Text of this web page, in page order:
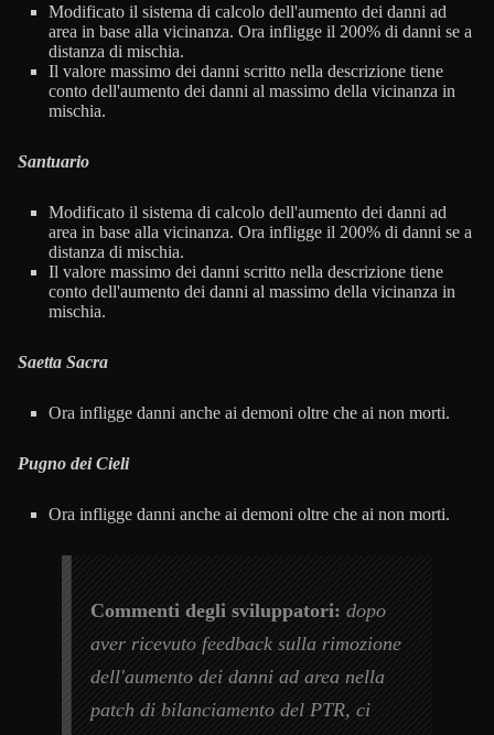
Modificato il sistema di calcolo dell'aumento dei danni ad
area in base alla vicinanza. Ora infligge il 200% di danni se a
distanza di mischia.
Il valore massimo dei danni scritto nella descrizione tiene
conto dell'aumento dei danni al massimo della vicinanza in
mischia.
Santuario
Modificato il sistema di calcolo dell'aumento dei danni ad
area in base alla vicinanza. Ora infligge il 200% di danni se a
distanza di mischia.
Il valore massimo dei danni scritto nella descrizione tiene
conto dell'aumento dei danni al massimo della vicinanza in
mischia.
Saetta Sacra
Ora infligge danni anche ai demoni oltre che ai non morti.
Pugno dei Cieli
Ora infligge danni anche ai demoni oltre che ai non morti.
Commenti degli sviluppatori: dopo
aver ricevuto feedback sulla rimozione
dell'aumento dei danni ad area nella
patch di bilanciamento del PTR, ci